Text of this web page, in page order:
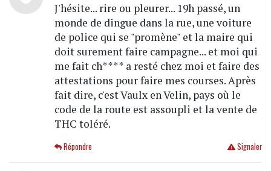
J'hésite... rire ou pleurer... 19h passé, un
monde de dingue dans la rue, une voiture
de police qui se "promène" et la maire qui
doit surement faire campagne... et moi qui
me fait ch**** a resté chez moi et faire des
attestations pour faire mes courses. Après
fait dire, c'est Vaulx en Velin, pays où le
code de la route est assoupli et la vente de
THC toléré.
Signaler
Répondre